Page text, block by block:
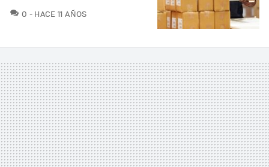
0 COMENTARIOS
HACE 11 AÑOS